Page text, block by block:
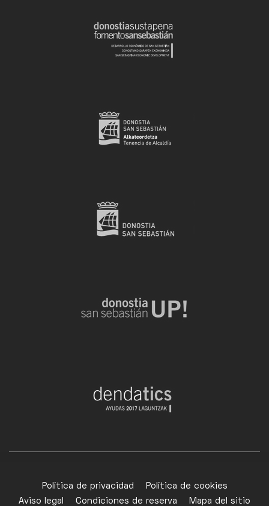
Política de privacidad
Política de cookies
Aviso legal
Condiciones de reserva Mapa del sitio